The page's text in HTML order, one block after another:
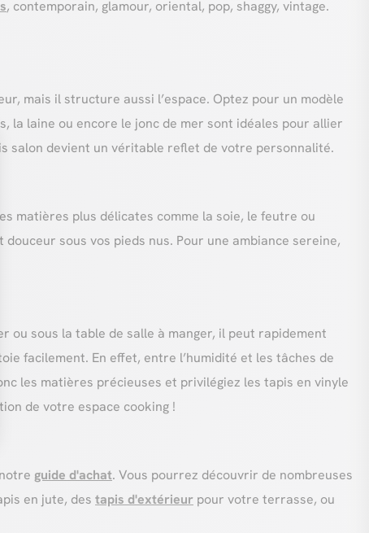
, contemporain, glamour, oriental, pop, shaggy, vintage.
mais il structure aussi l’espace. Optez pour un modèle
la laine ou encore le jonc de mer sont idéales pour allier
salon devient un véritable reflet de votre personnalité.
matières plus délicates comme la soie, le feutre ou
sous vos pieds nus. Pour une ambiance sereine,
ou sous la table de salle à manger, il peut rapidement
facilement. En effet, entre l’humidité et les tâches de
les matières précieuses et privilégiez les tapis en vinyle
de votre espace cooking !
guide d'achat. Vous pourrez découvrir de nombreuses
en jute, des tapis d'extérieur pour votre terrasse, ou